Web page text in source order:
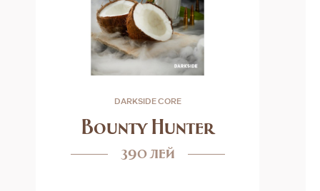
DARKSIDE CORE
Bounty Hunter
390 лей